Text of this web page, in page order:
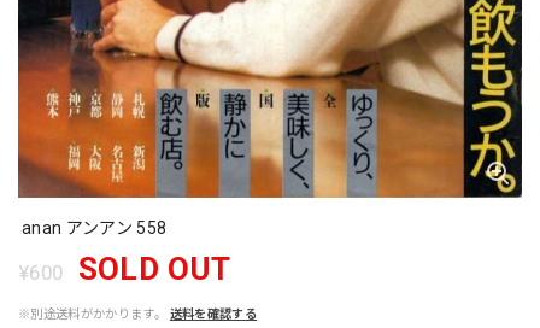
anan アンアン 558
¥600 SOLD OUT
※別途送料がかかります。 送料を確認する